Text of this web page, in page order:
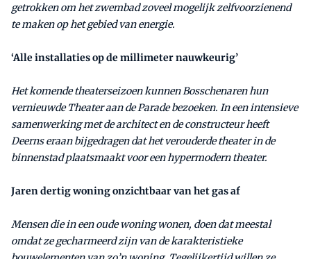
getrokken om het zwembad zoveel mogelijk zelfvoorzienend
te maken op het gebied van energie.
‘Alle installaties op de millimeter nauwkeurig’
Het komende theaterseizoen kunnen Bosschenaren hun
vernieuwde Theater aan de Parade bezoeken. In een intensieve
samenwerking met de architect en de constructeur heeft
Deerns eraan bijgedragen dat het verouderde theater in de
binnenstad plaatsmaakt voor een hypermodern theater.
Jaren dertig woning onzichtbaar van het gas af
Mensen die in een oude woning wonen, doen dat meestal
omdat ze gecharmeerd zijn van de karakteristieke